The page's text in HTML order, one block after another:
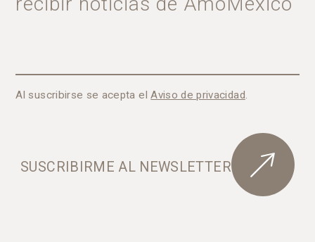
Al suscribirse se acepta elAviso de privacidad.
SUSCRIBIRME AL NEWSLETTER